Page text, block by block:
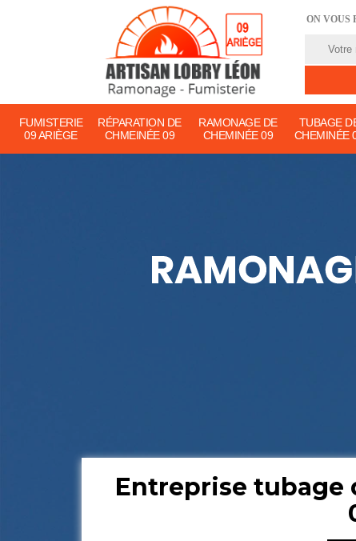
ON VOUS
FUMISTERIE
09 ARIÈGE
RÉPARATION DE
CHMEINÉE 09
RAMONAGE DE
CHEMINÉE 09
TUBAGE
CHEMINÉE
Entreprise tubage